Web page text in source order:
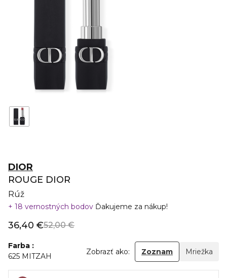
DIOR
ROUGE DIOR
Rúž
18 vernostných bodov Ďakujeme za nákup!
36,40 €52,00 €
Farba
625 MITZAH
Zobrazť ako: Zoznam Mriežka